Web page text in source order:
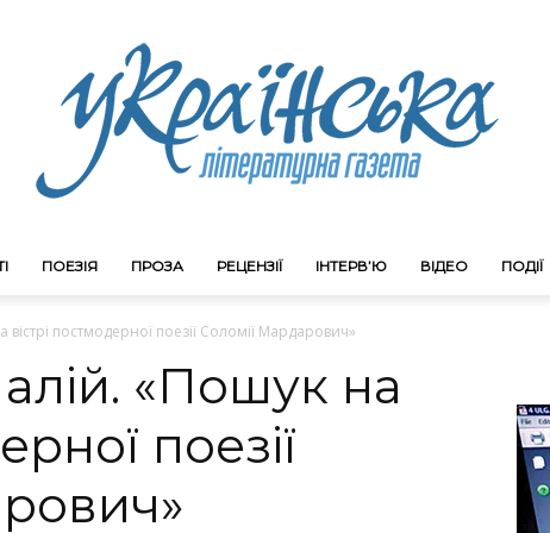
ПОЕЗІЯ ПРОЗА РЕЦЕНЗІЇ ІНТЕРВ’Ю ВІДЕО ПОДІЇ
постмодерної поезії Соломії Мардарович»
«Пошук на
поезії